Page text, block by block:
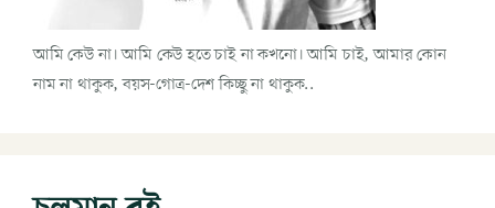
আমি কেউ না। আমি কেউ হতে চাই না কখনো। আমি চাই, আমার কোন
নাম না থাকুক, বয়স-গোত্র-দেশ কিচ্ছু না থাকুক..